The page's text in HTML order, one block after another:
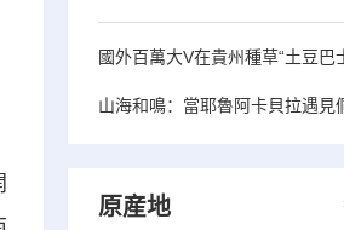
國外百萬大V在貴州種草“土豆巴
山海和鳴：當耶魯阿卡貝拉遇見
原産地